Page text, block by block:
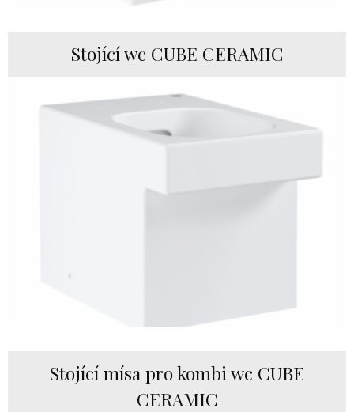
Stojící wc CUBE CERAMIC
Stojící mísa pro kombi wc CUBE
CERAMIC